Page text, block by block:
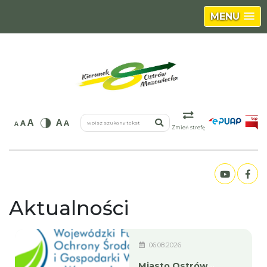
MENU
A AA AA wpisz szukany tekst
Zmień strefę
Aktualności
06.08.2026